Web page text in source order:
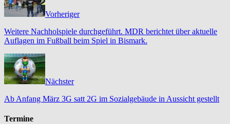
Vorheriger
Weitere Nachholspiele durchgeführt. MDR berichtet über aktuelle
Auflagen im Fußball beim Spiel in Bismark.
Nächster
Ab Anfang März 3G satt 2G im Sozialgebäude in Aussicht gestellt
Termine